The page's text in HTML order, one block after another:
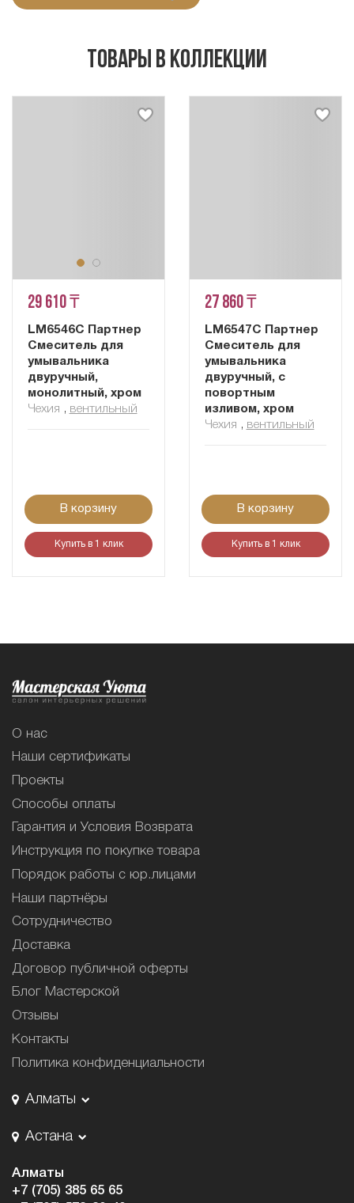
Товары в коллекции
29 610 ₸
LM6546C Партнер
Смеситель для
умывальника
двуручный,
монолитный, хром
Чехия , вентильный
В корзину
Купить в 1 клик
27 860 ₸
LM6547C Партнер
Смеситель для
умывальника
двуручный, с
повортным
изливом, хром
Чехия , вентильный
В корзину
Купить в 1 клик
О нас
Наши сертификаты
Проекты
Способы оплаты
Гарантия и Условия Возврата
Инструкция по покупке товара
Порядок работы с юр.лицами
Наши партнёры
Сотрудничество
Доставка
Договор публичной оферты
Блог Мастерской
Отзывы
Контакты
Политика конфиденциальности
Алматы
Астана
Алматы
+7 (705) 385 65 65